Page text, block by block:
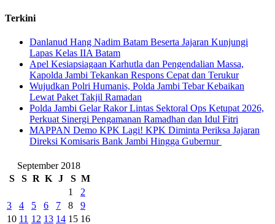
Terkini
Danlanud Hang Nadim Batam Beserta Jajaran Kunjungi
Lapas Kelas IIA Batam
Apel Kesiapsiagaan Karhutla dan Pengendalian Massa,
Kapolda Jambi Tekankan Respons Cepat dan Terukur
Wujudkan Polri Humanis, Polda Jambi Tebar Kebaikan
Lewat Paket Takjil Ramadan
Polda Jambi Gelar Rakor Lintas Sektoral Ops Ketupat 2026,
Perkuat Sinergi Pengamanan Ramadhan dan Idul Fitri
‎MAPPAN Demo KPK Lagi! KPK Diminta Periksa Jajaran
Direksi Komisaris Bank Jambi Hingga Gubernur ‎
September 2018
S
S R K J S M
1
2
3
4 5 6 7 8
9
10 11 12 13 14 15 16